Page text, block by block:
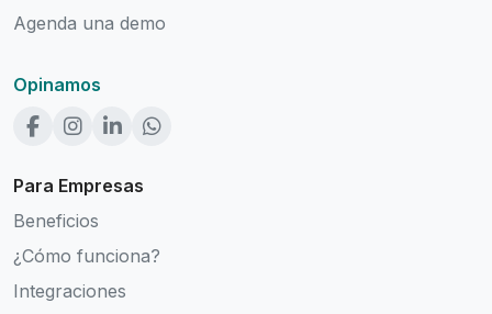
Agenda una demo
Opinamos
Para Empresas
Beneficios
¿Cómo funciona?
Integraciones